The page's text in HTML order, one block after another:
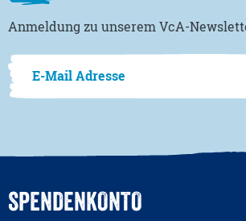
Anmeldung zu unserem VcA-
SPENDENKONTO